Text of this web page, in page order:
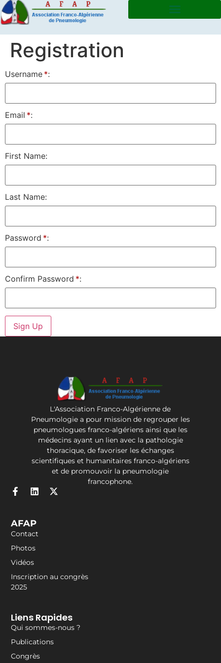
Registration
Username *
Email *
First Name
Last Name
Password *
Confirm Password *
L'Association Franco-Algérienne de
Pneumologie a pour mission de regrouper les
pneumologues franco-algériens ainsi que les
médecins ayant un lien avec la pathologie
thoracique, de favoriser les échanges
scientifiques et humanitaires franco-algériens
et de promouvoir la pneumologie
francophone.
Liens Rapides
Qui sommes-nous ?
Publications
Congrès
AFAP
Contact
Photos
Vidéos
Inscription au congrès
2025